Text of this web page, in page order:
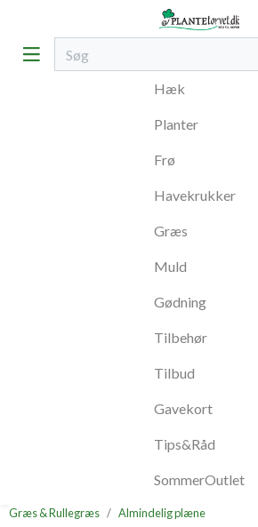
Hæk
Planter
Frø
Havekrukker
Græs
Muld
Gødning
Tilbehør
Tilbud
Gavekort
Tips&Råd
SommerOutlet
Græs & Rullegræs Almindelig plæne